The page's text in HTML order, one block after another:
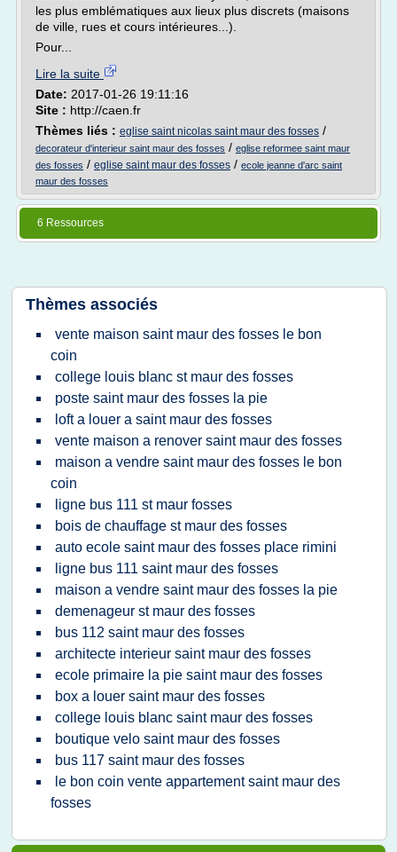
les plus emblématiques aux lieux plus discrets (maisons
de ville, rues et cours intérieures...).
Pour...
Lire la suite
Date: 2017-01-26 19:11:16
Site : http://caen.fr
Thèmes liés : eglise saint nicolas saint maur des fosses /
decorateur d'interieur saint maur des fosses / eglise reformee saint maur
des fosses / eglise saint maur des fosses / ecole jeanne d'arc saint
maur des fosses
6 Ressources
Thèmes associés
vente maison saint maur des fosses le bon
coin
college louis blanc st maur des fosses
poste saint maur des fosses la pie
loft a louer a saint maur des fosses
vente maison a renover saint maur des fosses
maison a vendre saint maur des fosses le bon
coin
ligne bus 111 st maur fosses
bois de chauffage st maur des fosses
auto ecole saint maur des fosses place rimini
ligne bus 111 saint maur des fosses
maison a vendre saint maur des fosses la pie
demenageur st maur des fosses
bus 112 saint maur des fosses
architecte interieur saint maur des fosses
ecole primaire la pie saint maur des fosses
box a louer saint maur des fosses
college louis blanc saint maur des fosses
boutique velo saint maur des fosses
bus 117 saint maur des fosses
le bon coin vente appartement saint maur des
fosses